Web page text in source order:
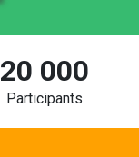
20 000
Participants